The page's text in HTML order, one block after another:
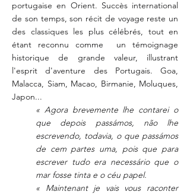
portugaise en Orient. Succès international
de son temps, son récit de voyage reste un
des classiques les plus célébrés, tout en
étant reconnu comme un témoignage
historique de grande valeur, illustrant
l'esprit d'aventure des Portugais. Goa,
Malacca, Siam, Macao, Birmanie, Moluques,
Japon...
« Agora brevemente lhe contarei o
que depois passámos, não lhe
escrevendo, todavia, o que passámos
de cem partes uma, pois que para
escrever tudo era necessário que o
mar fosse tinta e o céu papel.
« Maintenant je vais vous raconter